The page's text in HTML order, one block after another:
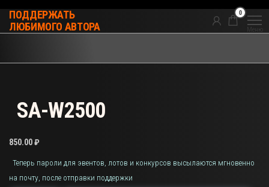
ПОДДЕРЖАТЬ
ЛЮБИМОГО АВТОРА
0
Меню
SA-W2500
850.00₽
Теперь пароли для эвентов, лотов и конкурсов высылаются мгновенно
на почту, после отправки поддержки